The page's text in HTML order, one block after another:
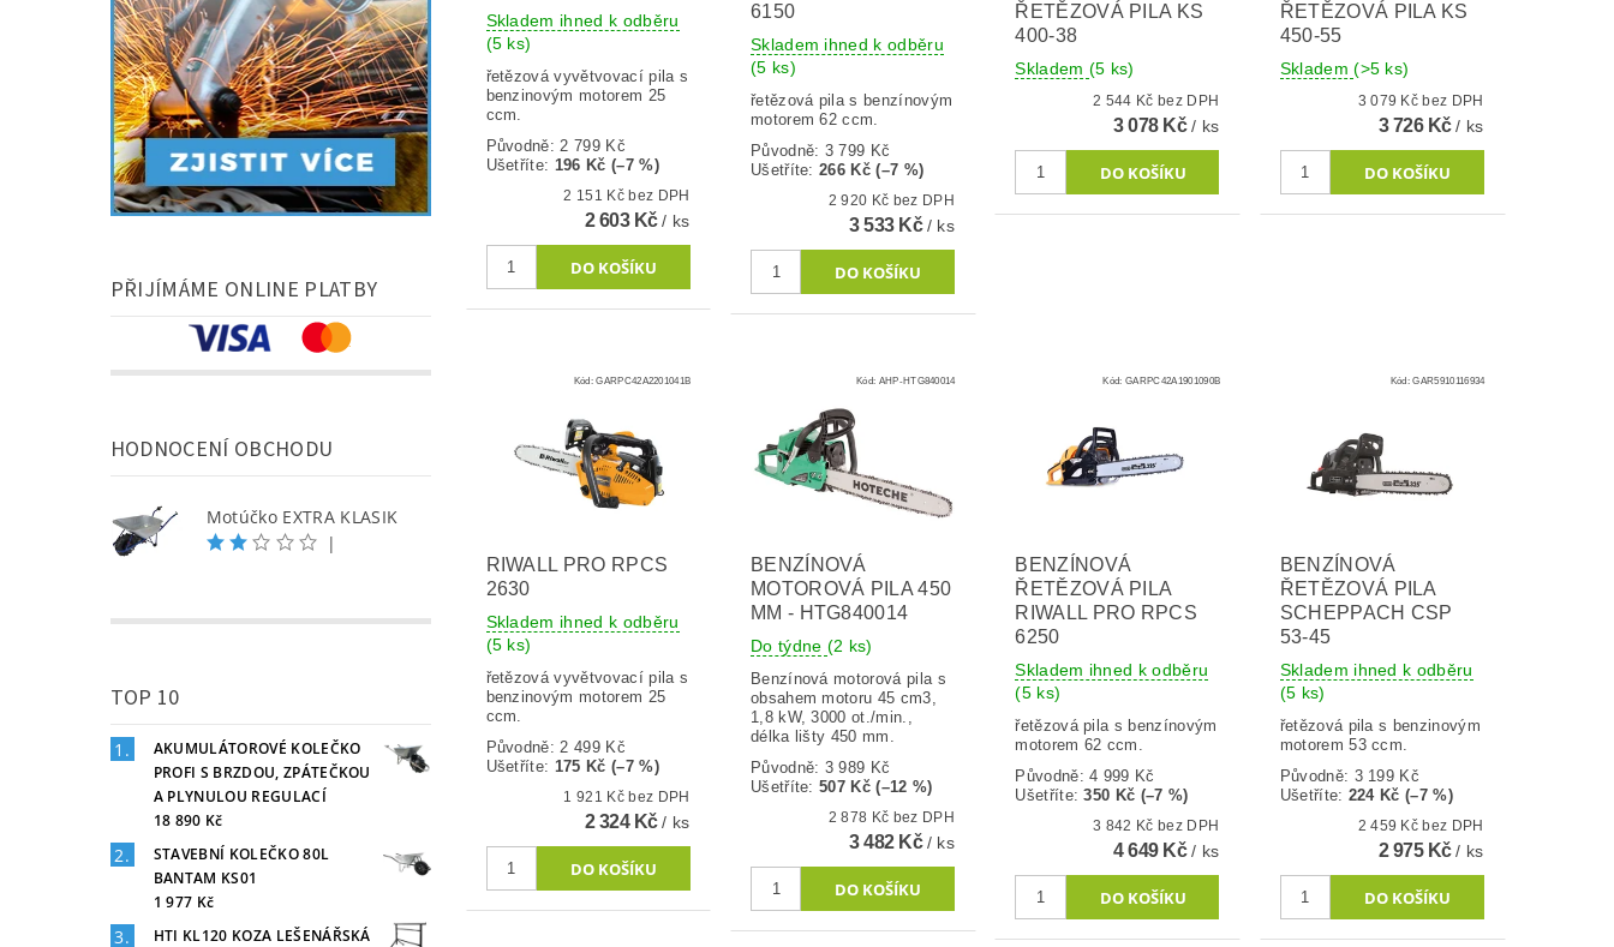
PŘIJÍMÁME ONLINE PLATBY
HODNOCENÍ OBCHODU
Motúčko EXTRA KLASIK
|
TOP 10
AKUMULÁTOROVÉ KOLEČKO
PROFI S BRZDOU, ZPÁTEČKOU
A PLYNULOU REGULACÍ
18 890 Kč
STAVEBNÍ KOLEČKO 80L
BANTAM KS01
1 977 Kč
HTI KL120 KOZA LEŠENÁŘSKÁ
Skladem ihned k odběru
(5 ks)
řetězová vyvětvovací pila s
benzinovým motorem 25
ccm.
Původně:2 799 Kč
Ušetříte: 196 Kč (–7 %)
2 151 Kč bez DPH
2 603 Kč/ ks
6150
Skladem ihned k odběru
(5 ks)
řetězová pila s benzínovým
motorem 62 ccm.
Původně: 3 799 Kč
Ušetříte:266 Kč (–7 %)
2 920 Kč bez DPH
3 533 Kč/ ks
ŘETĚZOVÁ PILA KS
400-38
Skladem (5 ks)
2 544 Kč bez DPH
3 078 Kč/ ks
ŘETĚZOVÁ PILA KS
450-55
Skladem(>5 ks)
3 079 Kč bez DPH
3 726 Kč/ ks
Kód:GARPC42A2201041B
RIWALL PRO RPCS
2630
Skladem ihned k odběru
(5 ks)
řetězová vyvětvovací pila s
benzinovým motorem 25
ccm.
Původně: 2 499 Kč
Ušetříte: 175 Kč (–7 %)
1 921 Kč bez DPH
2 324 Kč/ ks
Kód: AHP-HTG840014
BENZÍNOVÁ
MOTOROVÁ PILA 450
MM - HTG840014
Do týdne (2 ks)
Benzínová motorová pila s
obsahem motoru 45 cm3,
1,8 kW, 3000 ot./min.,
délka lišty 450 mm.
Původně: 3 989 Kč
Ušetříte:507 Kč (–12 %)
2 878 Kč bez DPH
3 482 Kč/ ks
Kód:GARPC42A1901090B
BENZÍNOVÁ
ŘETĚZOVÁ PILA
RIWALL PRO RPCS
6250
Skladem ihned k odběru
(5 ks)
řetězová pila s benzínovým
motorem 62 ccm.
Původně:4 999 Kč
Ušetříte:350 Kč (–7 %)
3 842 Kč bez DPH
4 649 Kč/ ks
Kód:GAR5910116934
BENZÍNOVÁ
ŘETĚZOVÁ PILA
SCHEPPACH CSP
53-45
Skladem ihned k odběru
(5 ks)
řetězová pila s benzinovým
motorem 53 ccm.
Původně: 3 199 Kč
Ušetříte: 224 Kč (–7 %)
2 459 Kč bez DPH
2 975 Kč/ ks